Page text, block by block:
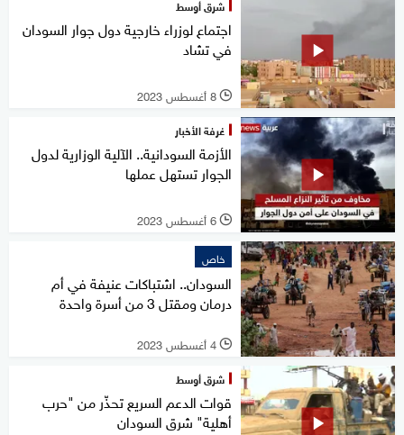
شرق أوسط
اجتماع لوزراء خارجية دول جوار السودان
في تشاد
l 8 أغسطس 2023
غرفة الأخبار
الأزمة السودانية.. الآلية الوزارية لدول
الجوار تستهل عملها
l 6 أغسطس 2023
خاص
السودان.. اشتباكات عنيفة في أم
درمان ومقتل 3 من أسرة واحدة
l 4 أغسطس 2023
شرق أوسط
قوات الدعم السريع تحذّر من "حرب
أهلية" شرق السودان